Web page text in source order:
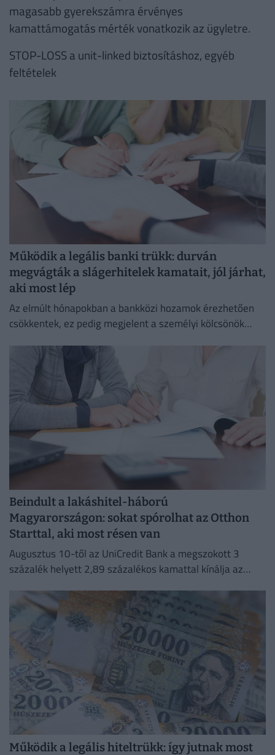
magasabb gyerekszámra érvényes
kamattámogatás mérték vonatkozik az ügyletre.
STOP-LOSS a unit-linked biztosításhoz, egyéb
feltételek
Működik a legális banki trükk: durván
megvágták a slágerhitelek kamatait, jól járhat,
aki most lép
Az elmúlt hónapokban a bankközi hozamok érezhetően
csökkentek, ez pedig megjelent a személyi kölcsönök
Beindult a lakáshitel-háború
Magyarországon: sokat spórolhat az Otthon
Starttal, aki most résen van
Augusztus 10-től az UniCredit Bank a megszokott 3
százalék helyett 2,89 százalékos kamattal kínálja az
Működik a legális hiteltrükk: így jutnak most